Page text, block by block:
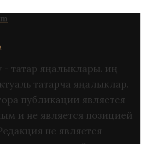
- татар яңалыклары. иң
татарча яңалыклар.
публикации является
и не является позицией
не является